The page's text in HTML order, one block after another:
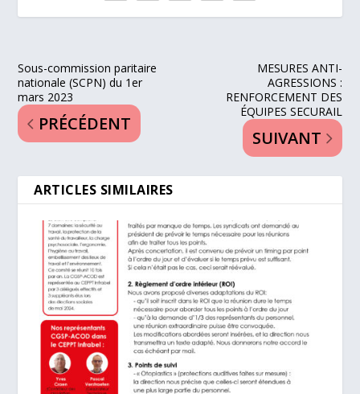
Sous-commission paritaire
nationale (SCPN) du 1er
mars 2023
PRÉCÉDENT
MESURES ANTI-
AGRESSIONS :
RENFORCEMENT DES
ÉQUIPES SECURAIL
SUIVANT
ARTICLES SIMILAIRES